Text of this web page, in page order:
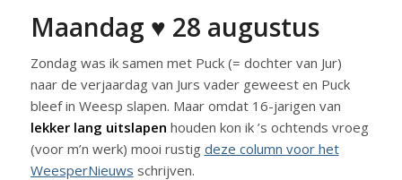
Maandag ♥ 28 augustus
Zondag was ik samen met Puck (= dochter van Jur)
naar de verjaardag van Jurs vader geweest en Puck
bleef in Weesp slapen. Maar omdat 16-jarigen van
lekker lang uitslapen houden kon ik ’s ochtends vroeg
(voor m’n werk) mooi rustig deze column voor het
WeesperNieuws schrijven.